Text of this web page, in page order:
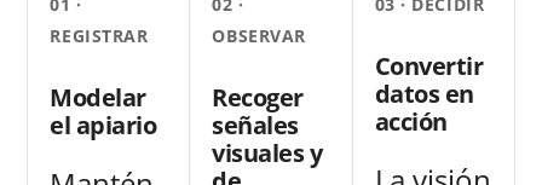
REGISTRAR
Modelar
el apiario
OBSERVAR
Recoger
señales
visuales y
Convertir
datos en
acción